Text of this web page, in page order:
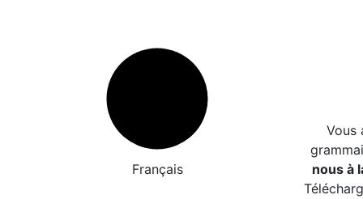
Français
Vous
nous à